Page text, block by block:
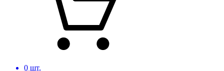
0 шт.